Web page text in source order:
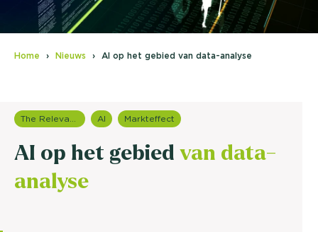
Home Nieuws AI op het gebied van data-analyse
AI Markteffect
AI op het gebied van data-
analyse